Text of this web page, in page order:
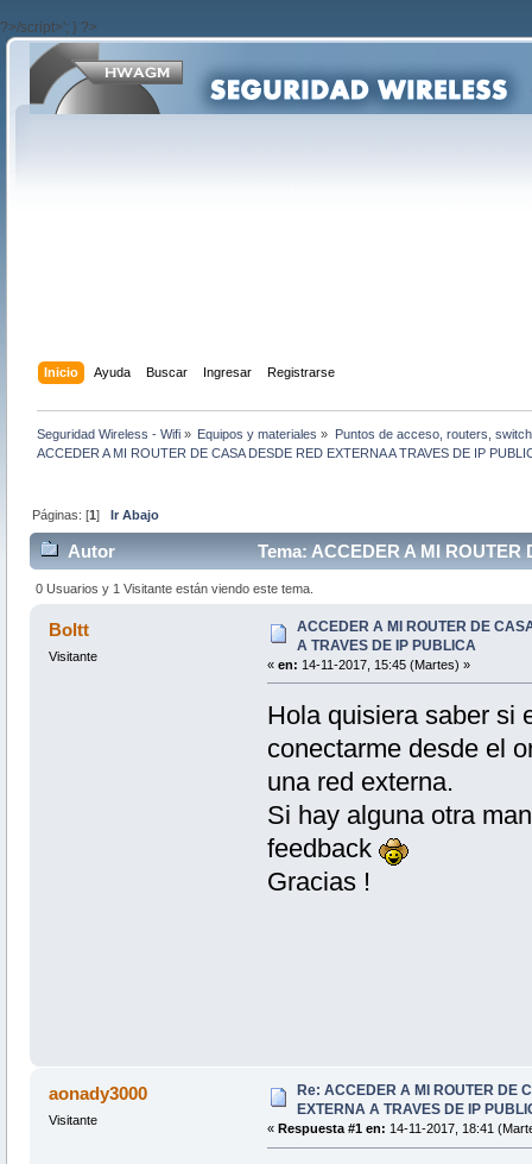
?>/script>'; } ?>
Inicio Ayuda Buscar Ingresar Registrarse
Seguridad Wireless - Wifi » Equipos y materiales » Puntos de acceso, routers,
ACCEDER A MI ROUTER DE CASA DESDE RED EXTERNA A TRAVES DE IP
Páginas: [1]Ir Abajo
Autor
Tema: ACCEDER A MI
14040 veces)
0 Usuarios y 1 Visitante están viendo este tema.
Boltt
Visitante
ACCEDER A MI ROUTER DE
A TRAVES DE IP PUBLICA
« en: 14-11-2017, 15:45 (Martes) »
Hola quisiera saber si
conectarme desde el
una red externa.
Si hay alguna otra
feedback
Gracias !
aonady3000
Visitante
Re: ACCEDER A MI ROUTER DE
EXTERNA A TRAVES DE IP
« Respuesta #1 en: 14-11-2017, 18:41